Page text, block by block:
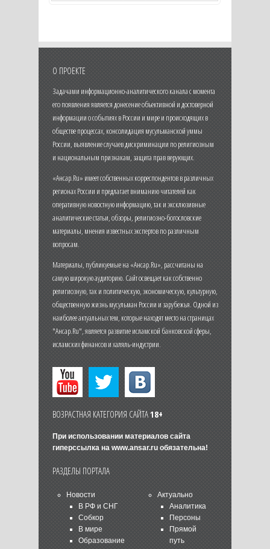
О ПРОЕКТЕ
Задачами информационно-аналитического канала с момента
его появления является донесение объективной и достоверной
информации о событиях в России и мире и происходящих в
обществе процессах, консолидация мусульманской уммы
России, выявление случаев дискриминации по религиозным
и национальным признакам, защита прав верующих.
«Ансар.Ru» имеет собственных корреспондентов в различных
регионах России и предлагает вниманию читателей как
оперативную новостную информацию, так и эксклюзивные
аналитические статьи, обзоры, религиозно-богословские
материалы, мнения известных экспертов по различным
вопросам.
Материалы, публикуемые на «Ансар.Ru», рассчитаны на
самую широкую аудиторию. Сайт освещает как собственно
религиозную, так и политическую, экономическую, культурную,
общественную жизнь мусульман России и зарубежья. Одной из
наиболее актуальных тем, которые находят место на страницах
"Ансар.Ru", является развитие исламской банковской сферы,
исламских финансов и халяль-индустрии.
ВОЗРАСТНАЯ КАТЕГОРИЯ САЙТА18+
При использовании материалов сайта
гиперссылка на www.ansar.ruобязательна!
РАЗДЕЛЫ ПОРТАЛА
Новости
В РФ и СНГ
Собкор
В мире
Образование
Актуально
Аналитика
Персоны
Прямой
путь